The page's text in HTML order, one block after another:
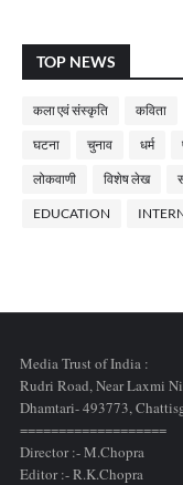
TOP NEWS
कला एवं संस्कृति कविता
घटना चुनाव धर्म
लोकवाणी विशेष लेख
EDUCATION
Media Trust of India :
Rudri Road, Near Laxmi
Dhamtari- 493773,
===================
Director :- M.Chopra
Editor :- R.K.Chopra